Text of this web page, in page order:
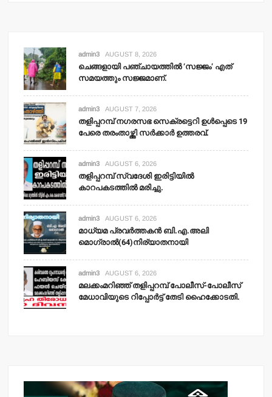
admin3 AUGUST 8, 2026
ചെങ്ങളായി പഞ്ചായത്തില്‍ ‘സജ്ജം’ എത്
സമയത്തും സജ്ജമാണ്.
admin3 AUGUST 7, 2026
തളിപ്പറമ്പ് നഗരസഭ സെക്രട്ടെറി ഉള്‍പ്പെടെ 19
പേരെ തരംതാഴ്ത്തി സര്‍ക്കാര്‍ ഉത്തരവ്.
admin3 AUGUST 6, 2026
തളിപ്പറമ്പ് സ്വദേശി ഇരിട്ടിയില്‍
കാറപകടത്തില്‍ മരിച്ചു.
admin3 AUGUST 6, 2026
മാധ്യമ പ്രവര്‍ത്തകന്‍ ബി.എ.അലി
മൊഗ്രാല്‍(64)നിര്യാതനായി
admin3 AUGUST 6, 2026
മലക്കംമറിഞ്ഞ് തളിപ്പറമ്പ് പോലീസ്-പോലീസ്
മേധാവിയുടെ റിപ്പോര്‍ട്ട് തേടി ഹൈക്കോടതി.